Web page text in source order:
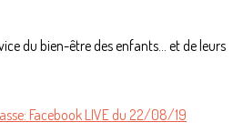
du bien-être des enfants… et de leurs